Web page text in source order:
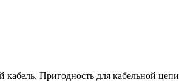
кабель, Пригодность для кабельной цепи